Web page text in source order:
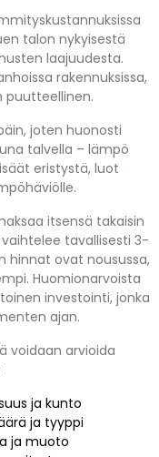
talon nykyisestä
laajuudesta.
rakennuksissa,
puutteellinen.
joten huonosti
talvella – lämpö
eristystä, luot
itsensä takaisin
tavallisesti 3-
hinnat ovat nousussa,
Huomionarvoista
investointi, jonka
ajan.
voidaan arvioida
ja kunto
ja tyyppi
ja muoto